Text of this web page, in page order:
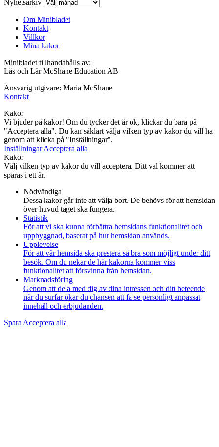
Nyhetsarkiv
Om Minibladet
Kontakt
Villkor
Mina kakor
Minibladet tillhandahålls av:
Läs och Lär McShane Education AB
Ansvarig utgivare: Maria McShane
Kontakt
Kakor
Vi bjuder på kakor! Om du tycker det är ok, klickar du bara på
"Acceptera alla". Du kan såklart välja vilken typ av kakor du vill ha
genom att klicka på "Inställningar".
InställningarAcceptera alla
Kakor
Välj vilken typ av kakor du vill acceptera. Ditt val kommer att
sparas i ett år.
Nödvändiga
Dessa kakor går inte att välja bort. De behövs för att hemsidan
över huvud taget ska fungera.
Statistik
För att vi ska kunna förbättra hemsidans funktionalitet och
uppbyggnad, baserat på hur hemsidan används.
Upplevelse
För att vår hemsida ska prestera så bra som möjligt under ditt
besök. Om du nekar de här kakorna kommer viss
funktionalitet att försvinna från hemsidan.
Marknadsföring
Genom att dela med dig av dina intressen och ditt beteende
när du surfar ökar du chansen att få se personligt anpassat
innehåll och erbjudanden.
Spara Acceptera alla